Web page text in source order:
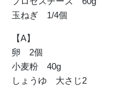
玉ねぎ 1/4個
【A】
卵 2個
小麦粉 40g
しょうゆ 大さじ2